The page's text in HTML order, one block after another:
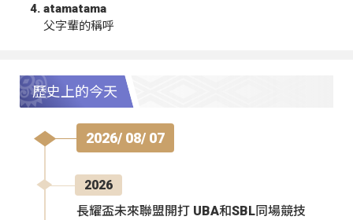
atamatama
父字輩的稱呼
歷史上的今天
2026/ 08/ 07
2026
長耀盃未來聯盟開打 UBA和SBL同場競技